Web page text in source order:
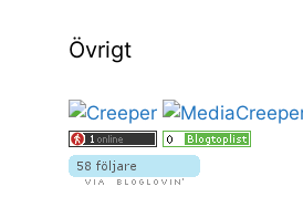
Övrigt